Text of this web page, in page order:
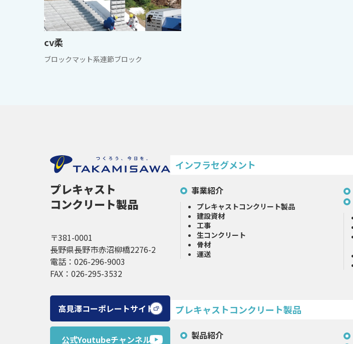
cv柔
ブロックマット系連節ブロック
プレキャスト
コンクリート製品
〒381-0001
長野県長野市赤沼柳橋2276-2
電話：026-296-9003
FAX：026-295-3532
高見澤コーポレートサイト
公式Youtubeチャンネル
インフラセグメント
事業紹介
プレキャストコンクリート製品
建設資材
工事
生コンクリート
骨材
運送
プレキャストコンクリート製品
製品紹介